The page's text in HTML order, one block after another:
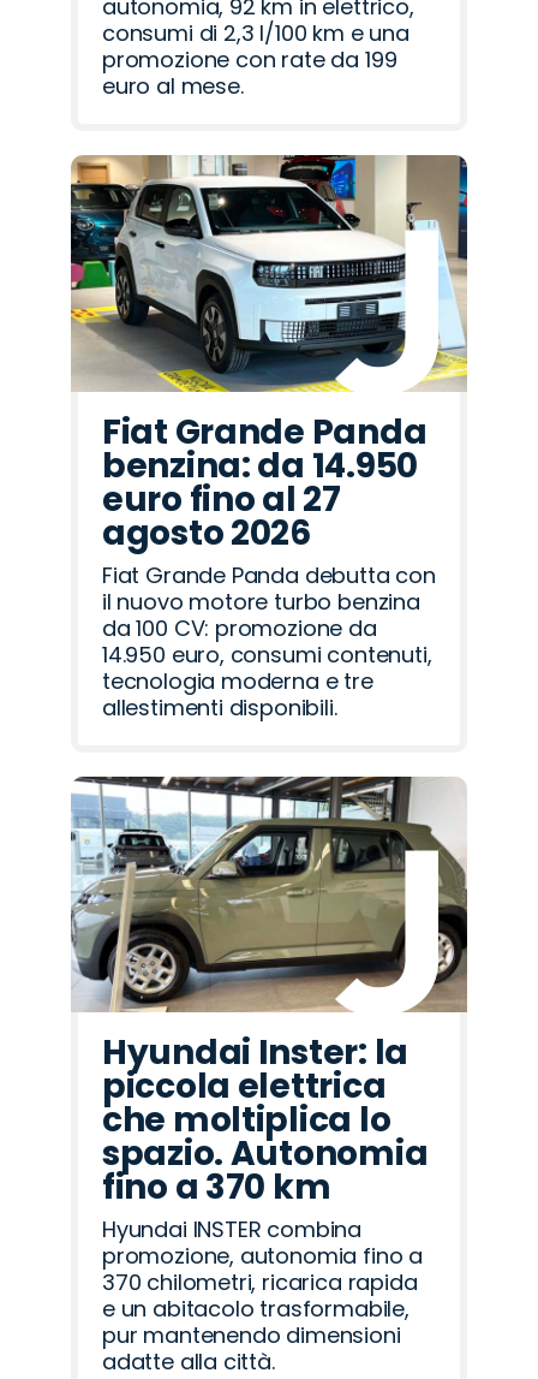
autonomia, 92 km in elettrico,
consumi di 2,3 l/100 km e una
promozione con rate da 199
euro al mese.
Fiat Grande Panda
benzina: da 14.950
euro fino al 27
agosto 2026
Fiat Grande Panda debutta con
il nuovo motore turbo benzina
da 100 CV: promozione da
14.950 euro, consumi contenuti,
tecnologia moderna e tre
allestimenti disponibili.
Hyundai Inster: la
piccola elettrica
che moltiplica lo
spazio. Autonomia
fino a 370 km
Hyundai INSTER combina
promozione, autonomia fino a
370 chilometri, ricarica rapida
e un abitacolo trasformabile,
pur mantenendo dimensioni
adatte alla città.